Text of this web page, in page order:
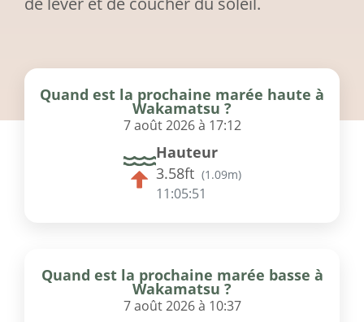
Quand est la prochaine marée haute à
Wakamatsu ?
7 août 2026 à 17:12
Hauteur
3.58ft (1.09m)
11:05:51
Quand est la prochaine marée basse à
Wakamatsu ?
7 août 2026 à 10:37